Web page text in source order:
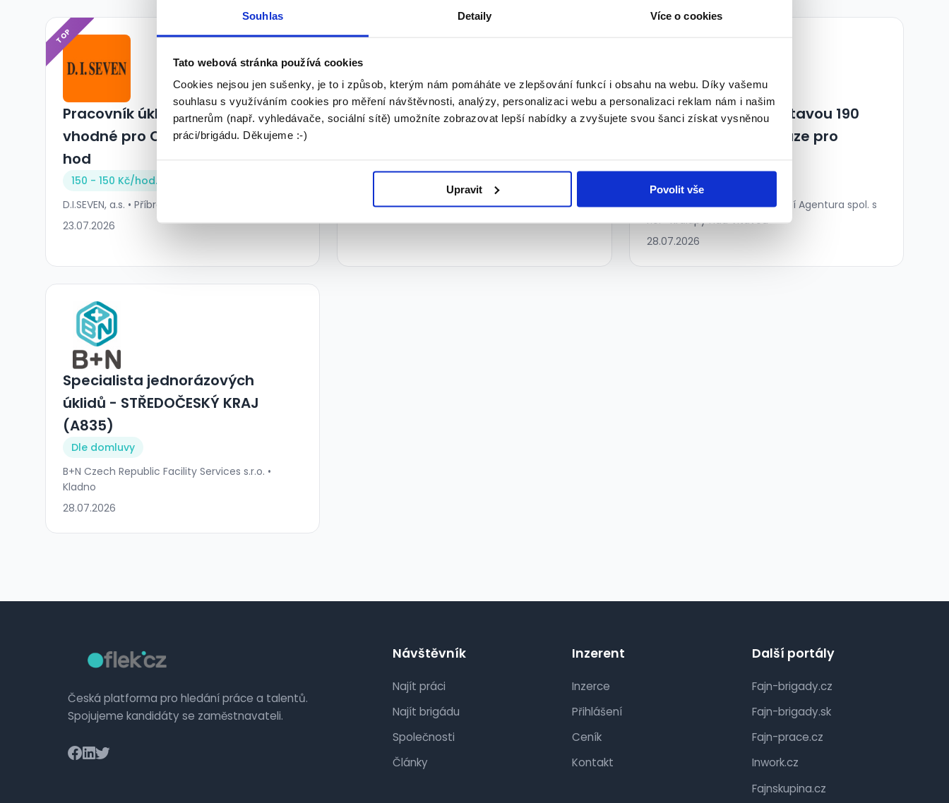
Souhlas Detaily Více o cookies
Tato webová stránka používá cookies
Cookies nejsou jen sušenky, je to i způsob, kterým nám pomáháte ve zlepšování funkcí i obsahu na webu. Díky vašemu
souhlasu s využíváním cookies pro měření návštěvnosti, analýzy, personalizaci webu a personalizaci reklam nám i našim
partnerům (např. vyhledávače, sociální sítě) umožníte zobrazovat lepší nabídky a zvyšujete svou šanci získat vysněnou
práci/brigádu. Děkujeme :-)
Upravit Povolit vše
TOP
Pracovník úklidu Příbram,
vhodné pro OZP, od 150 kč /
hod
150 - 150 Kč/hod.
D.I.SEVEN, a.s. • Příbram
23.07.2026
Jeneč/Pavlov
150 - 150 Kč/ hod.
HGS, a.s. • Unhošť
Úklid Kralupy nad Vltavou 190
Kč/h Vyhrazeno pouze pro
Českomoravská Bezpečnostní Agentura spol. s
r.o. • Kralupy nad Vltavou
28.07.2026
Specialista jednorázových
úklidů - STŘEDOČESKÝ KRAJ
(A835)
Dle domluvy
B+N Czech Republic Facility Services s.r.o. •
Kladno
28.07.2026
Česká platforma pro hledání práce a talentů.
Spojujeme kandidáty se zaměstnavateli.
Návštěvník
Najít práci
Najít brigádu
Společnosti
Články
Inzerent
Inzerce
Přihlášení
Ceník
Kontakt
Další portály
Fajn-brigady.cz
Fajn-brigady.sk
Fajn-prace.cz
Inwork.cz
Fajnskupina.cz